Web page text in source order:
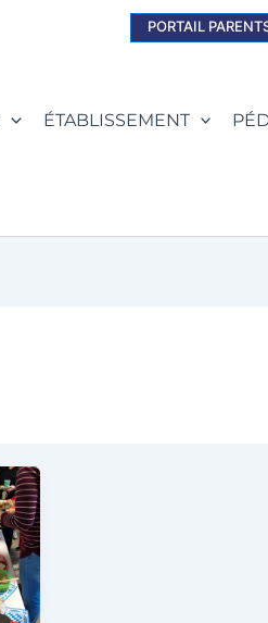
PORTAIL
ÉTABLISSEMENT